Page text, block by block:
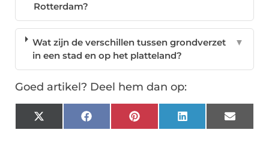
Rotterdam?
Wat zijn de verschillen tussen grondverzet
in een stad en op het platteland?
▼
Goed artikel? Deel hem dan op:
X
(Twitter)
FacebookPinterest LinkedIn Email